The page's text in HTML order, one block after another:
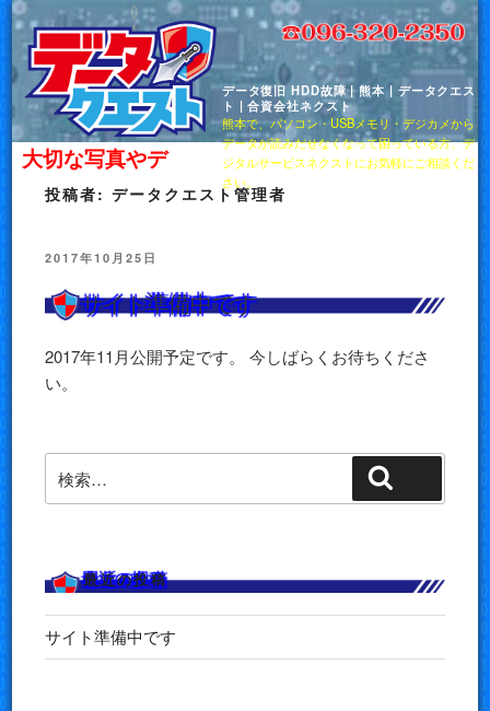
コ
テ
ン
ツ
へ
ス大切な写真やデー
データ復旧 HDD故障 | 熊本 | データクエス
ト | 合資会社ネクスト
熊本で、パソコン・USBメモリ・デジカメから
データが読みだせなくなって困っている方、デ
ジタルサービスネクストにお気軽にご相談くだ
さい。
投稿者:データクエスト管理者
投
日:
2017年10月25日
サイト準備中です
2017年11月公開予定です。 今しばらくお待ちくださ
い。
索:
最近の投稿
サイト準備中です